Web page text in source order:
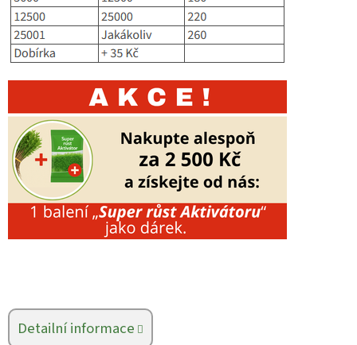
Detailní informace